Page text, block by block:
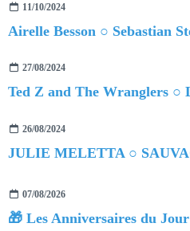
11/10/2024
Airelle Besson ○ Sebastian
27/08/2024
Ted Z and The Wranglers ○
26/08/2024
JULIE MELETTA ○
07/08/2026
🎁 Les Anniversaires du